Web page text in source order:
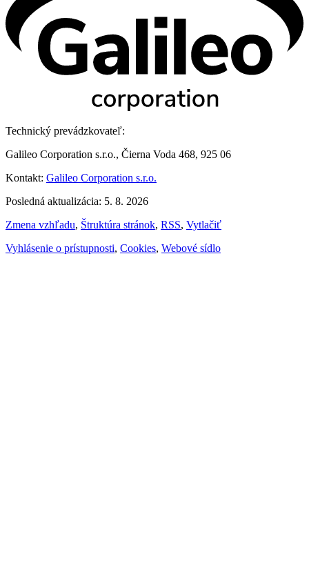
Technický prevádzkovateľ:
Galileo Corporation s.r.o., Čierna Voda 468, 925 06
Kontakt: Galileo Corporation s.r.o.
Posledná aktualizácia: 5. 8. 2026
Zmena vzhľadu, Štruktúra stránok, RSS, Vytlačiť
Vyhlásenie o prístupnosti, Cookies, Webové sídlo